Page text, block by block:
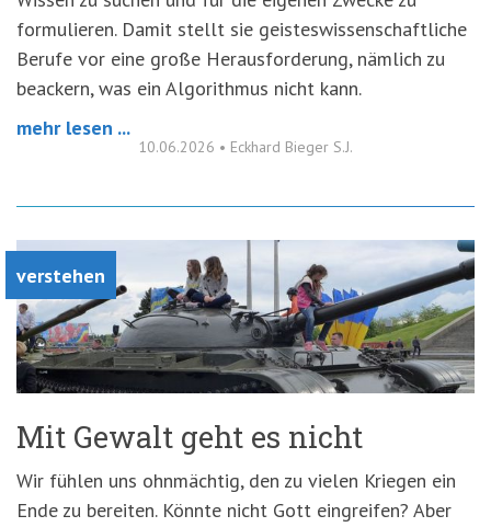
formulieren. Damit stellt sie geisteswissenschaftliche
Berufe vor eine große Herausforderung, nämlich zu
beackern, was ein Algorithmus nicht kann.
mehr lesen ...
10.06.2026 • Eckhard Bieger S.J.
verstehen
Mit Gewalt geht es nicht
Wir fühlen uns ohnmächtig, den zu vielen Kriegen ein
Ende zu bereiten. Könnte nicht Gott eingreifen? Aber